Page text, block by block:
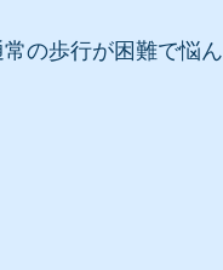
の歩行が困難で悩ん